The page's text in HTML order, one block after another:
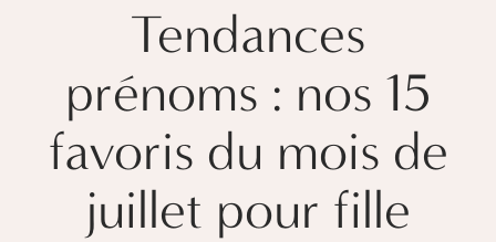
Tendances
prénoms : nos 15
favoris du mois de
juillet pour fille